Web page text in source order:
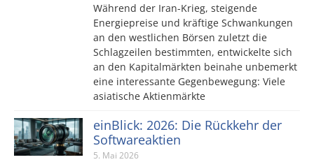
Während der Iran-Krieg, steigende
Energiepreise und kräftige Schwankungen
an den westlichen Börsen zuletzt die
Schlagzeilen bestimmten, entwickelte sich
an den Kapitalmärkten beinahe unbemerkt
eine interessante Gegenbewegung: Viele
asiatische Aktienmärkte
einBlick: 2026: Die Rückkehr der
Softwareaktien
5. Mai 2026